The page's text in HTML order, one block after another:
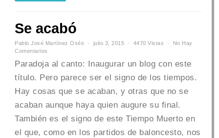
Se acabó
Pablo José Martínez Osés julio 3, 2015 4470 Vistas
No Hay
Comentarios
Paradoja al canto: Inaugurar un blog con este
título. Pero parece ser el signo de los tiempos.
Hay cosas que se acaban, y otras que no se
acaban aunque haya quien augure su final.
También es el signo de este Tiempo Muerto en
el que, como en los partidos de baloncesto, nos